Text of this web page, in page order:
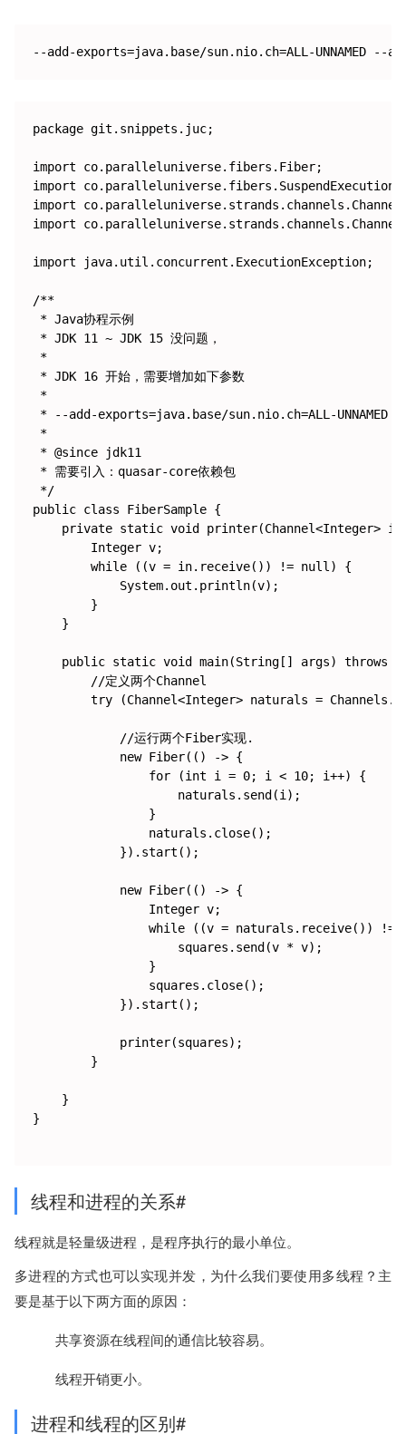
package git.snippets.juc;
import co.paralleluniverse.fibers.Fiber;
import co.paralleluniverse.fibers.SuspendExecution;
import
import
import java.util.concurrent.ExecutionException;
/**
* Java协程示例
* JDK 11 ~ JDK 15 没问题，
*
* JDK 16 开始，需要增加如下参数
*
* --add-exports=java.base/sun.nio.ch=ALL-UNNAMED
*
* @since jdk11
* 需要引入：quasar-core依赖包
*/
public class FiberSample {
private static void printer(Channel<Integer>
        Integer v;
        while ((v = in.receive()) != null) {
            System.out.println(v);
        }
    }
public static void main(String[] args) throws
        //定义两个Channel
try (Channel<Integer> naturals =
            //运行两个Fiber实现.
            new Fiber(() -> {
                for (int i = 0; i < 10; i++) {
                    naturals.send(i);
                }
                naturals.close();
            }).start();
            new Fiber(() -> {
                Integer v;
while ((v = naturals.receive()) !=
                    squares.send(v * v);
                }
                squares.close();
            }).start();
            printer(squares);
        }
    }
}
线程和进程的关系#
线程就是轻量级进程，是程序执行的最小单位。
多进程的方式也可以实现并发，为什么我们要使用多线程？主
要是基于以下两方面的原因：
共享资源在线程间的通信比较容易。
线程开销更小。
进程和线程的区别#